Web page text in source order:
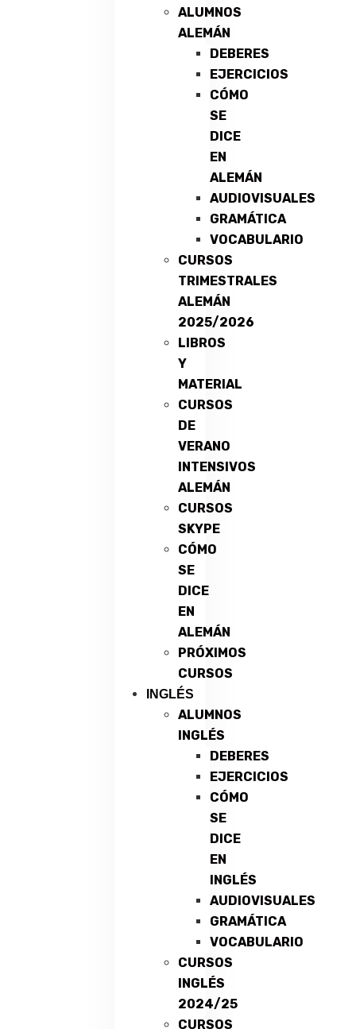
ALUMNOS
ALEMÁN
DEBERES
EJERCICIOS
CÓMO
SE
DICE
EN
ALEMÁN
AUDIOVISUALES
GRAMÁTICA
VOCABULARIO
CURSOS
TRIMESTRALES
ALEMÁN
2025/2026
LIBROS
Y
MATERIAL
CURSOS
DE
VERANO
INTENSIVOS
ALEMÁN
CURSOS
SKYPE
CÓMO
SE
DICE
EN
ALEMÁN
PRÓXIMOS
CURSOS
INGLÉS
ALUMNOS
INGLÉS
DEBERES
EJERCICIOS
CÓMO
SE
DICE
EN
INGLÉS
AUDIOVISUALES
GRAMÁTICA
VOCABULARIO
CURSOS
INGLÉS
2024/25
CURSOS